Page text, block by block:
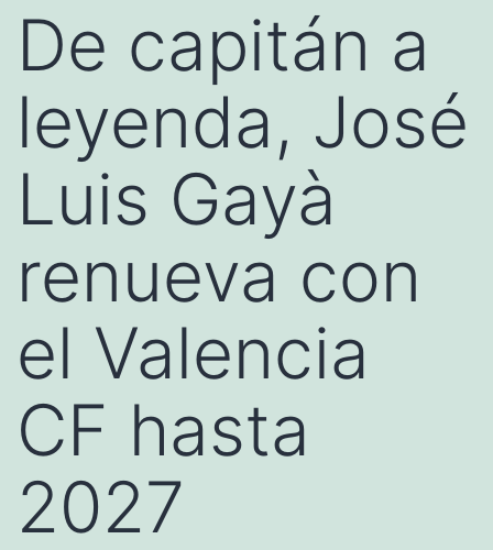
De capitán a
leyenda, José
Luis Gayà
renueva con
el Valencia
CF hasta
2027